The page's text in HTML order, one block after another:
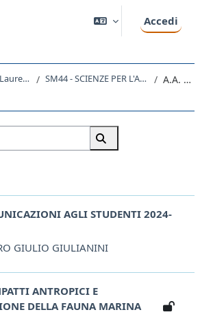
Accedi
Laurea Magistrale SM44 - SCIENZE PER L'AMBIENTE MARINO E COSTIERO A.A. 2024 - 2025
Cerca corsi
Cerca corsi
AGLI STUDENTI 2024-
GIULIO GIULIANINI
ANTROPICI E
DELLA FAUNA MARINA